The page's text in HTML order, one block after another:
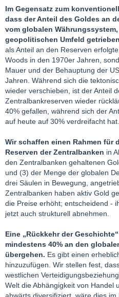
Im Gegensatz zum
dass der Anteil des Goldes an
vom globalen
geopolitischen Umfeld
als Anteil an den Reserven
Woods in den 1970er Jahren,
Mauer und der Behauptung der
Jahren. Während sich die
wieder verschieben, ist der Anteil
Zentralbankreserven wieder
40% gefallen, während sich der
auf heute auf 30% verdreifacht hat.
Wir schaffen einen Rahmen für
Reserven der Zentralbanken in
den Zentralbanken gehaltenen
und (3) der Menge der globalen
drei Säulen in Bewegung,
Zentralbanken haben aktiv Gold
die Preise erhöht; entscheidend -
jetzt auch strukturell abnehmen.
Eine „Rückkehr der
mindestens 40% an den
übergehen. Es gibt einen
hinzuzufügen. Wir stellen fest,
westlichen
Welt die Abhängigkeit von Handel